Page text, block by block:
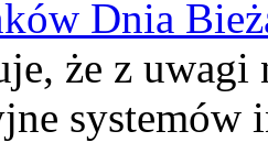
Dnia
że z uwagi